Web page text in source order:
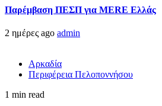
Παρέμβαση ΠΕΣΠ για MERE Ελλάς
2 ημέρες ago admin
Αρκαδία
Περιφέρεια Πελοποννήσου
1 min read